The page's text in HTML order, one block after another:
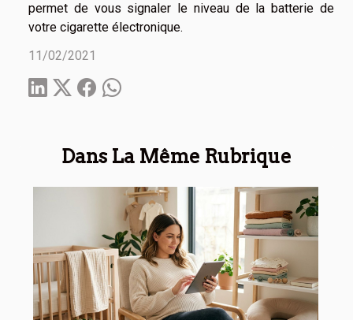
Dans La Même Rubrique
permet de vous signaler le niveau de la batterie de
votre cigarette électronique.
11/02/2021